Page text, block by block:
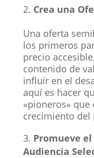
Crea una
Una oferta
los primeros
precio
contenido de
influir en el
aquí es hacer
«pioneros»
crecimiento del
Promueve
Audiencia